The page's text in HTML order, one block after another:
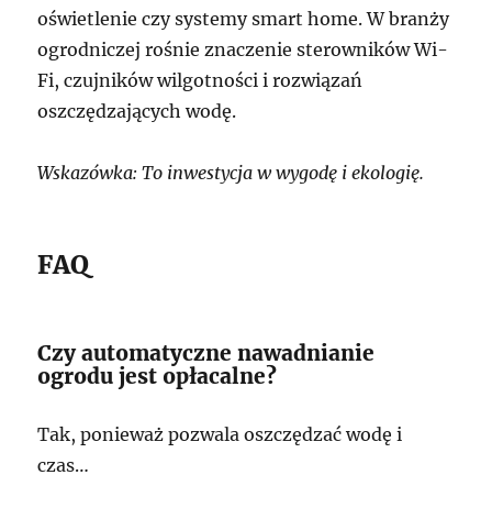
oświetlenie czy systemy smart home. W branży
ogrodniczej rośnie znaczenie sterowników Wi-
Fi, czujników wilgotności i rozwiązań
oszczędzających wodę.
Wskazówka: To inwestycja w wygodę i ekologię.
FAQ
Czy automatyczne nawadnianie
ogrodu jest opłacalne?
Tak, ponieważ pozwala oszczędzać wodę i
czas…